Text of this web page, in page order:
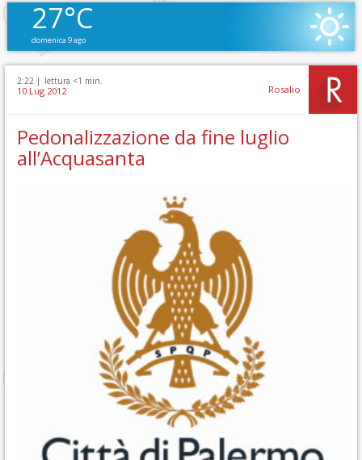
27°C
domenica 9 ago
2:22 | lettura <1 min.
10 Lug 2012 Rosalio
Pedonalizzazione da fine luglio
all’Acquasanta